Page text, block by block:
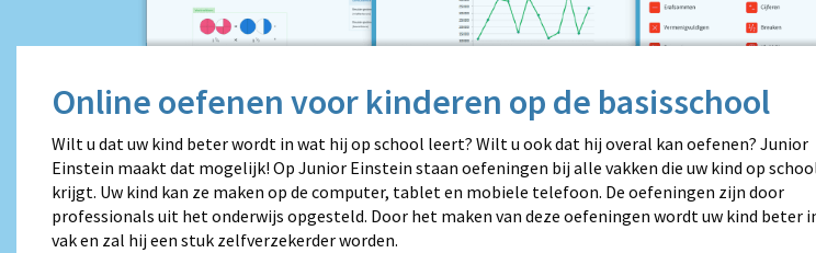
Online oefenen voor kinderen op de basisschool
Wilt u dat uw kind beter wordt in wat hij op school leert? Wilt u ook dat hij overal kan oefenen? Junior
Einstein maakt dat mogelijk! Op Junior Einstein staan oefeningen bij alle vakken die uw kind op
krijgt. Uw kind kan ze maken op de computer, tablet en mobiele telefoon. De oefeningen zijn door
professionals uit het onderwijs opgesteld. Door het maken van deze oefeningen wordt uw kind beter
vak en zal hij een stuk zelfverzekerder worden.